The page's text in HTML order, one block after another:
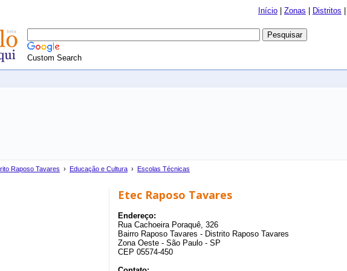
Início Zonas Distritos
Custom Search
Raposo Tavares › Educação e Cultura › Escolas Técnicas
Etec Raposo Tavares
Endereço:
Rua Cachoeira Poraquê, 326
Bairro Raposo Tavares - Distrito Raposo Tavares
Zona Oeste - São Paulo - SP
CEP 05574-450